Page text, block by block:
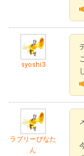
syoshi3
ラブリーぴなた
ん